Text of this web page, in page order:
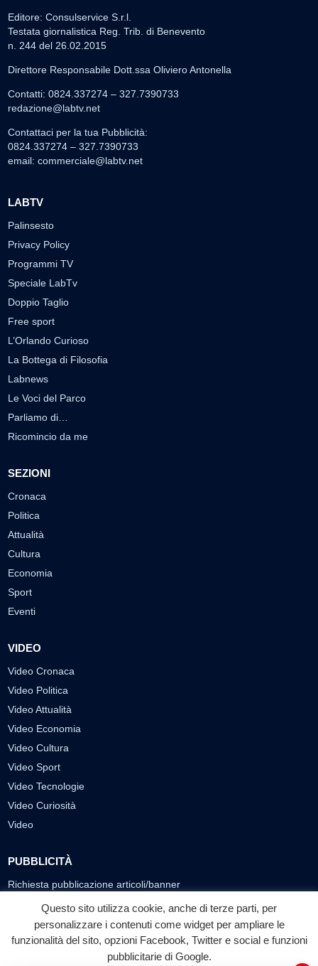
Editore: Consulservice S.r.l.
Testata giornalistica Reg. Trib. di Benevento
n. 244 del 26.02.2015
Direttore Responsabile Dott.ssa Oliviero Antonella
Contatti: 0824.337274 – 327.7390733
redazione@labtv.net
Contattaci per la tua Pubblicità:
0824.337274 – 327.7390733
email: commerciale@labtv.net
LABTV
Palinsesto
Privacy Policy
Programmi TV
Speciale LabTv
Doppio Taglio
Free sport
L’Orlando Curioso
La Bottega di Filosofia
Labnews
Le Voci del Parco
Parliamo di…
Ricomincio da me
SEZIONI
Cronaca
Politica
Attualità
Cultura
Economia
Sport
Eventi
VIDEO
Video Cronaca
Video Politica
Video Attualità
Video Economia
Video Cultura
Video Sport
Video Tecnologie
Video Curiosità
Video
PUBBLICITÀ
Richiesta pubblicazione articoli/banner
SEGUICI SUI SOCIAL
f ◎ ▶
Questo sito utilizza cookie, anche di terze parti, per
personalizzare i contenuti come widget per ampliare le
funzionalità del sito, opzioni Facebook, Twitter e social e funzioni
pubblicitarie di Google.